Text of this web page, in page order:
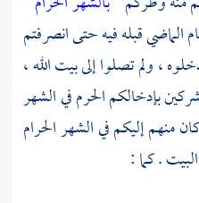
الماضي قبله فيه حتى انصرفتم
، ولم تصلوا إلى بيت الله ،
بإدخالكم الحرم في الشهر
منهم إليكم في الشهر الحرام
. كما :